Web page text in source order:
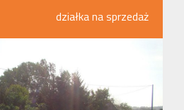
działka na sprzedaż